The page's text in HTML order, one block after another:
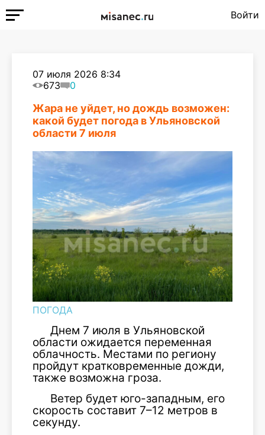
Войти
07 июля 2026 8:34
673
0
Жара не уйдет, но дождь возможен:
какой будет погода в Ульяновской
области 7 июля
ПОГОДА
Днем 7 июля в Ульяновской
области ожидается переменная
облачность. Местами по региону
пройдут кратковременные дожди,
также возможна гроза.
Ветер будет юго-западным, его
скорость составит 7–12 метров в
секунду.